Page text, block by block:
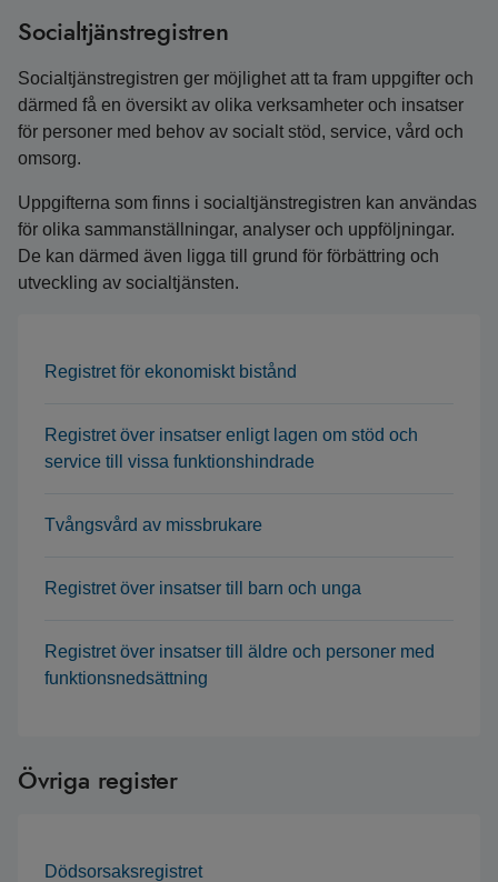
Socialtjänstregistren
Socialtjänstregistren ger möjlighet att ta fram uppgifter och
därmed få en översikt av olika verksamheter och insatser
för personer med behov av socialt stöd, service, vård och
omsorg.
Uppgifterna som finns i socialtjänstregistren kan användas
för olika sammanställningar, analyser och uppföljningar.
De kan därmed även ligga till grund för förbättring och
utveckling av socialtjänsten.
Registret för ekonomiskt bistånd
Registret över insatser enligt lagen om stöd och
service till vissa funktionshindrade
Tvångsvård av missbrukare
Registret över insatser till barn och unga
Registret över insatser till äldre och personer med
funktionsnedsättning
Övriga register
Dödsorsaksregistret